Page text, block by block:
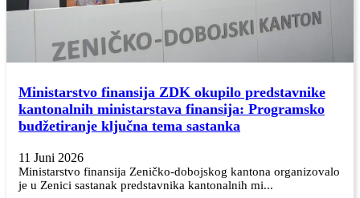
Ministarstvo finansija ZDK okupilo predstavnike
kantonalnih ministarstava finansija: Programsko
budžetiranje ključna tema sastanka
11 Juni 2026
Ministarstvo finansija Zeničko-dobojskog kantona organizovalo
je u Zenici sastanak predstavnika kantonalnih mi...